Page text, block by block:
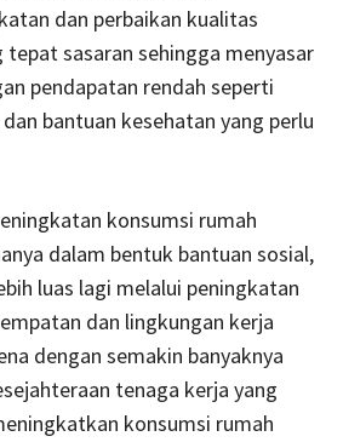
dan perbaikan kualitas
tepat sasaran sehingga menyasar
pendapatan rendah seperti
dan bantuan kesehatan yang perlu
konsumsi rumah
dalam bentuk bantuan sosial,
luas lagi melalui peningkatan
dan lingkungan kerja
dengan semakin banyaknya
tenaga kerja yang
konsumsi rumah